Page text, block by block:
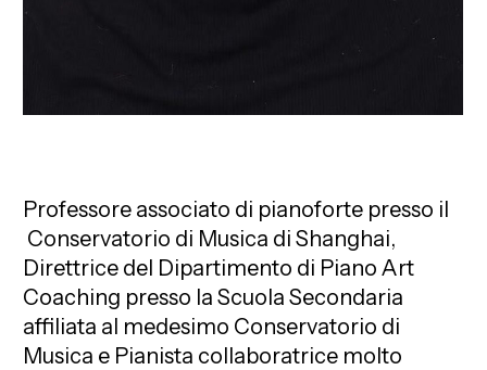
Professore associato di pianoforte presso il
Conservatorio di Musica di Shanghai,
Direttrice del Dipartimento di Piano Art
Coaching presso la Scuola Secondaria
affiliata al medesimo Conservatorio di
Musica e Pianista collaboratrice molto